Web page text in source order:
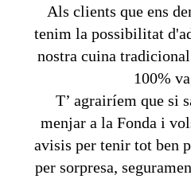
Als clients que ens
tenim la possibilitat
nostra cuina
100%
T’ agrairíem que si
menjar a la Fonda i
avisis per tenir tot ben
per sorpresa,